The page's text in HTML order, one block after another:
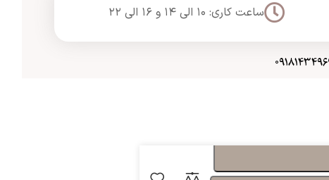
ساعت کاری: ۱۰ الی ۱۴ و ۱۶ الی ۲۲